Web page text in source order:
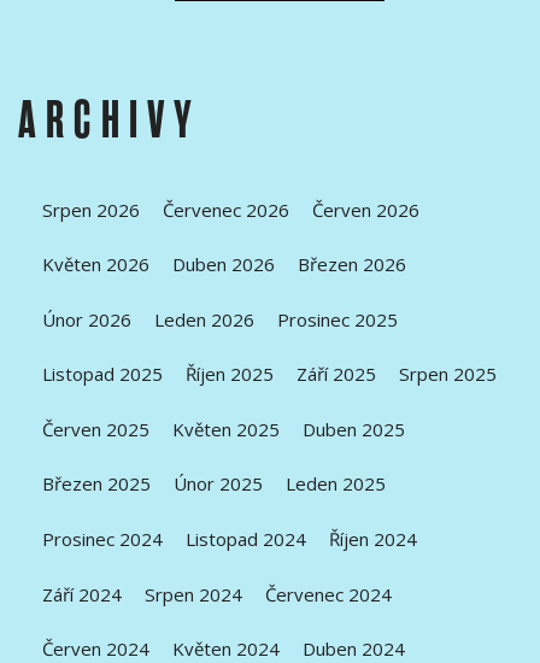
ARCHIVY
Srpen 2026 Červenec 2026 Červen 2026
Květen 2026 Duben 2026 Březen 2026
Únor 2026 Leden 2026 Prosinec 2025
Listopad 2025 Říjen 2025 Září 2025 Srpen 2025
Červen 2025 Květen 2025 Duben 2025
Březen 2025 Únor 2025 Leden 2025
Prosinec 2024 Listopad 2024 Říjen 2024
Září 2024 Srpen 2024 Červenec 2024
Červen 2024 Květen 2024 Duben 2024